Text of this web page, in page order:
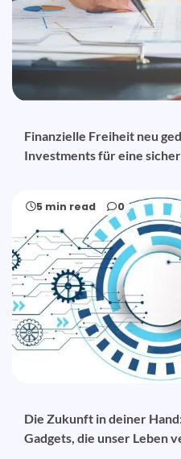
Finanzielle Freiheit neu
Investments für eine
5 min read 0
Die Zukunft in deiner
Gadgets, die unser Leben